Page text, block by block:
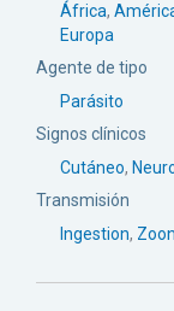
África,
Europa
Agente de tipo
Parásito
Signos clínicos
Cutáneo,
Transmisión
Ingestion,